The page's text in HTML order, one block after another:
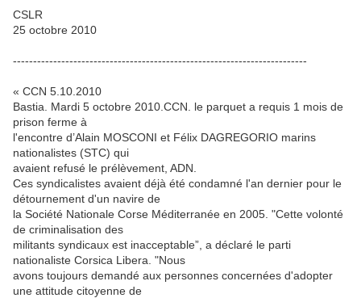
CSLR
25 octobre 2010
-------------------------------------------------------------------------
« CCN 5.10.2010
Bastia. Mardi 5 octobre 2010.CCN. le parquet a requis 1 mois de
prison ferme à
l'encontre d’Alain MOSCONI et Félix DAGREGORIO marins
nationalistes (STC) qui
avaient refusé le prélèvement, ADN.
Ces syndicalistes avaient déjà été condamné l'an dernier pour le
détournement d'un navire de
la Société Nationale Corse Méditerranée en 2005. "Cette volonté
de criminalisation des
militants syndicaux est inacceptable”, a déclaré le parti
nationaliste Corsica Libera. "Nous
avons toujours demandé aux personnes concernées d'adopter
une attitude citoyenne de